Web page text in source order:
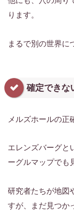
ります。
まるで別の世界に
確定できな
メルズホールの正
エレンズバーグと
ーグルマップでも
研究者たちが地図
すが、まだ見つか